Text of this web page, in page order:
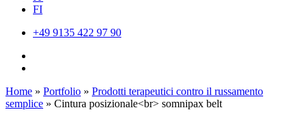
FI
+49 9135 422 97 90
Home » Portfolio » Prodotti terapeutici contro il russamento
semplice » Cintura posizionale<br> somnipax belt